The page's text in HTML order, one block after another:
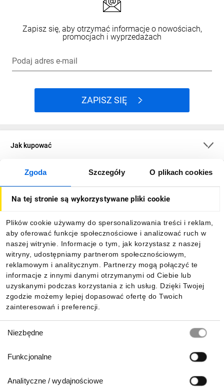
Zgoda Szczegóły O plikach cookies
Na tej stronie są wykorzystywane pliki cookie
Plików cookie używamy do spersonalizowania treści i reklam,
aby oferować funkcje społecznościowe i analizować ruch w
naszej witrynie. Informacje o tym, jak korzystasz z naszej
witryny, udostępniamy partnerom społecznościowym,
reklamowym i analitycznym. Partnerzy mogą połączyć te
informacje z innymi danymi otrzymanymi od Ciebie lub
uzyskanymi podczas korzystania z ich usług. Dzięki Twojej
zgodzie możemy lepiej dopasować ofertę do Twoich
zainteresowań i preferencji.
zgody
Niezbędne
Funkcjonalne
Analityczne / wydajnościowe
Zapisz się, aby otrzymać informacje o nowościach,
promocjach i wyprzedażach
Podaj adres e-mail
ZAPISZ SIĘ
Jak kupować
O firmie
Informacje
Pobierz naszą aplikację mobilną: